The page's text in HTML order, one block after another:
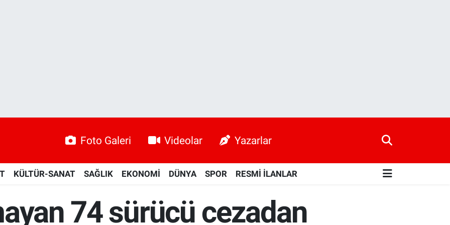
Foto Galeri Videolar Yazarlar
KÜLTÜR-SANAT SAĞLIK EKONOMİ DÜNYA SPOR RESMİ İLANLAR
74 sürücü cezadan